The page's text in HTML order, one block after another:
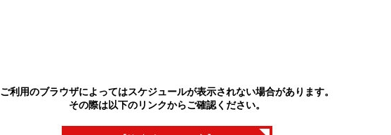
ご利用のブラウザによってはスケジュールが表示されない場合があります。
その際は以下のリンクからご確認ください。